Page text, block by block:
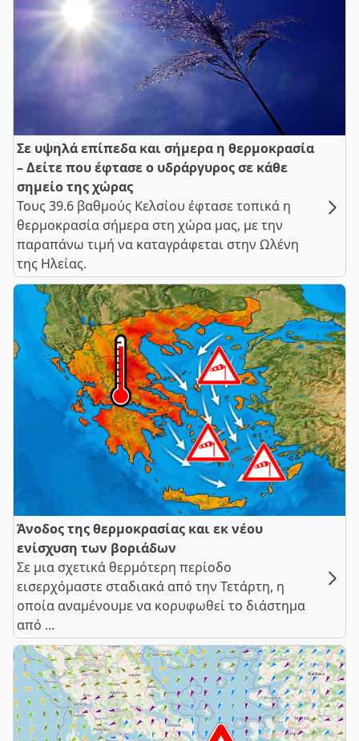
Σε υψηλά επίπεδα και σήμερα η θερμοκρασία
– Δείτε που έφτασε ο υδράργυρος σε κάθε
σημείο της χώρας
Τους 39.6 βαθμούς Κελσίου έφτασε τοπικά η
θερμοκρασία σήμερα στη χώρα μας, με την
παραπάνω τιμή να καταγράφεται στην Ωλένη
της Ηλείας.
Άνοδος της θερμοκρασίας και εκ νέου
ενίσχυση των βοριάδων
Σε μια σχετικά θερμότερη περίοδο
εισερχόμαστε σταδιακά από την Τετάρτη, η
οποία αναμένουμε να κορυφωθεί το διάστημα
από ...